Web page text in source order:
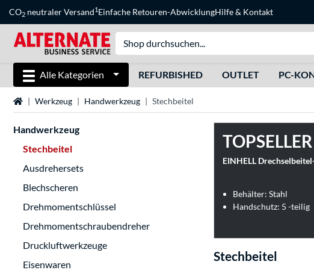
CO2 neutraler Versand1Einfache Retouren-AbwicklungHilfe& Kontakt
Alle Kategorien REFURBISHED OUTLET PC-
StartseiteWerkzeug Handwerkzeug Stechbeitel
Handwerkzeug
Stechbeitel
Ausdrehersets
Blechscheren
Drehmomentschlüssel
Drehmomentschraubendreher
Druckluftwerkzeuge
Eisenwaren
TOPSELLER
EINHELL
Behälter: Stahl
Handschutz: 5 -teilig
Stechbeitel